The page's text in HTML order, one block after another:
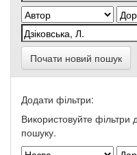
Почати новий пошук
Додати фільтри:
Використовуйте фільтри
пошуку.